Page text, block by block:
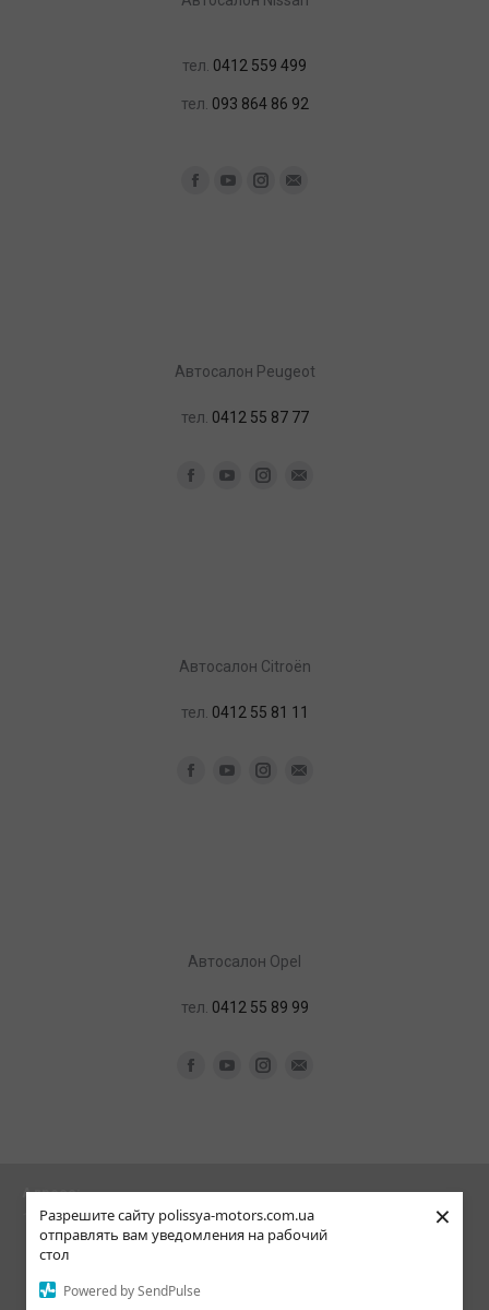
Разрешите сайту polissya-motors.com.ua
отправлять вам уведомления на рабочий
стол
Powered by SendPulse
×
тел. 0412 559 499
тел. 093 864 86 92
Facebook
YouTubeInstagram
Aвтосалон Peugeot
тел. 0412 55 87 77
YouTubeInstagram
Aвтосалон Citroën
тел. 0412 55 81 11
YouTubeInstagram
Aвтосалон Opel
тел. 0412 55 89 99
YouTubeInstagram
Адреса:
10001, Україна, м. Житомир, проспект Незалежності, 170-А
© Polissya Motors 2018